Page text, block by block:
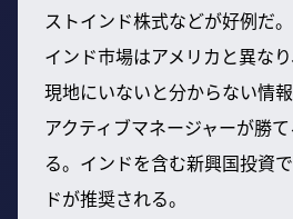
ストインド株式などが好例だ。
インド市場はアメリカと異な
現地にいないと分からない情
アクティブマネージャーが勝
る。インドを含む新興国投資
ドが推奨される。